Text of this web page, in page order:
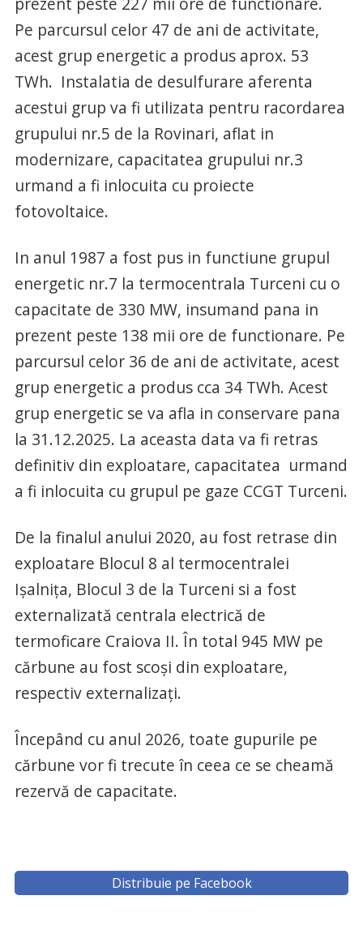
Pe parcursul celor 47 de ani de activitate,
acest grup energetic a produs aprox. 53
TWh. Instalatia de desulfurare aferenta
acestui grup va fi utilizata pentru racordarea
grupului nr.5 de la Rovinari, aflat in
modernizare, capacitatea grupului nr.3
urmand a fi inlocuita cu proiecte
fotovoltaice.
In anul 1987 a fost pus in functiune grupul
energetic nr.7 la termocentrala Turceni cu o
capacitate de 330 MW, insumand pana in
prezent peste 138 mii ore de functionare. Pe
parcursul celor 36 de ani de activitate, acest
grup energetic a produs cca 34 TWh. Acest
grup energetic se va afla in conservare pana
la 31.12.2025. La aceasta data va fi retras
definitiv din exploatare, capacitatea urmand
a fi inlocuita cu grupul pe gaze CCGT Turceni.
De la finalul anului 2020, au fost retrase din
exploatare Blocul 8 al termocentralei
Ișalnița, Blocul 3 de la Turceni si a fost
externalizată centrala electrică de
termoficare Craiova II. În total 945 MW pe
cărbune au fost scoși din exploatare,
respectiv externalizați.
Începând cu anul 2026, toate gupurile pe
cărbune vor fi trecute în ceea ce se cheamă
rezervă de capacitate.
Distribuie pe Facebook